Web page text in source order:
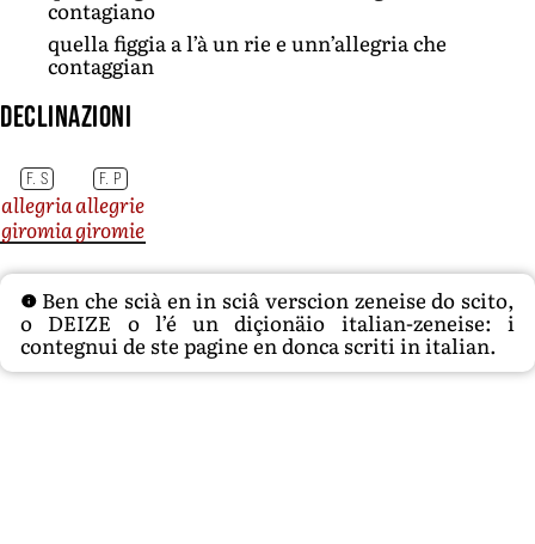
contagiano
quella figgia a l’à un rie e unn’allegria che
contaggian
Declinazioni
F. S F. P
allegriaallegrie
giromiagiromie
Ben che scià en in sciâ verscion zeneise do scito,
o DEIZE o l’é un diçionäio italian-zeneise: i
contegnui de ste pagine en donca scriti in italian.